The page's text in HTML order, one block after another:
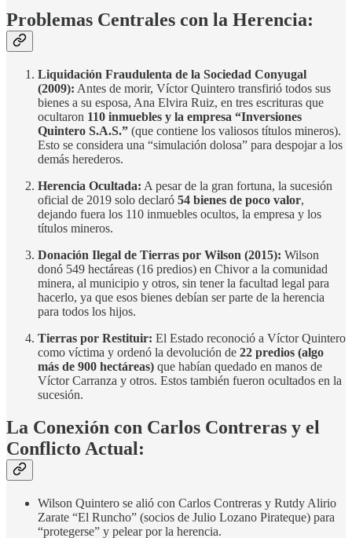
Problemas Centrales con la Herencia:
Liquidación Fraudulenta de la Sociedad Conyugal
(2009): Antes de morir, Víctor Quintero transfirió todos sus
bienes a su esposa, Ana Elvira Ruiz, en tres escrituras que
ocultaron 110 inmuebles y la empresa “Inversiones
Quintero S.A.S.” (que contiene los valiosos títulos mineros).
Esto se considera una “simulación dolosa” para despojar a los
demás herederos.
Herencia Ocultada: A pesar de la gran fortuna, la sucesión
oficial de 2019 solo declaró 54 bienes de poco valor,
dejando fuera los 110 inmuebles ocultos, la empresa y los
títulos mineros.
Donación Ilegal de Tierras por Wilson (2015): Wilson
donó 549 hectáreas (16 predios) en Chivor a la comunidad
minera, al municipio y otros, sin tener la facultad legal para
hacerlo, ya que esos bienes debían ser parte de la herencia
para todos los hijos.
Tierras por Restituir: El Estado reconoció a Víctor Quintero
como víctima y ordenó la devolución de 22 predios (algo
más de 900 hectáreas) que habían quedado en manos de
Víctor Carranza y otros. Estos también fueron ocultados en la
sucesión.
La Conexión con Carlos Contreras y el
Conflicto Actual:
Wilson Quintero se alió con Carlos Contreras y Rutdy Alirio
Zarate “El Runcho” (socios de Julio Lozano Pirateque) para
“protegerse” y pelear por la herencia.